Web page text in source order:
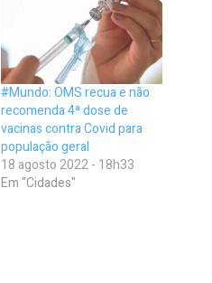
#Mundo: OMS recua e não
recomenda 4ª dose de
vacinas contra Covid para
população geral
18 agosto 2022 - 18h33
Em "Cidades"